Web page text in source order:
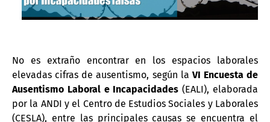
No es extraño encontrar en los espacios laborales
elevadas cifras de ausentismo, según la VI Encuesta de
Ausentismo Laboral e Incapacidades (EALI), elaborada
por la ANDI y el Centro de Estudios Sociales y Laborales
(CESLA), entre las principales causas se encuentra el